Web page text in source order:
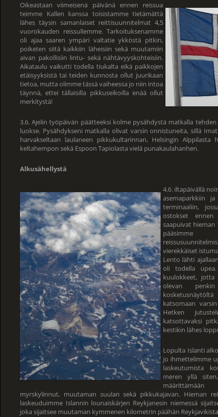
Oikeastaan viimeisenä päivänä ennen reissua
teimme Kallen kanssa toisistamme tietämättä
lähes täysin samanlaiset reittisuunnitelmat 4,5
vuorokauden reissullemme. Tarkoituksenamme
oli ajaa saaren ympäri valtatie ykköstä pitkin,
poiketen siitä kaikkiin läheisiin sekä muutamiin
aivan pakollisiin lintu- sekä nähtävyyskohteisiin.
Aikataulu vaikutti todella tiukalta eikä paikkojen
etäisyyksistä tai teiden kunnosta ollut juurikaan
tietoa, mutta olimme tässä vaiheessa jo niin intoa
täynnä, ettei tällaisilla pikkuseikoilla enää ollut
merkitystä!
3.6. Ajelin työpäivän päätteeksi kolme pysähdystä matkalla
luokse. Pysähdykseni matkalla olivat varsin onnistuneita, sillä
harvakseltaan laulaneen pikkukultarinnan, Helsingin Alppilasta
keltahempon sekä Espoon Tapiolasta vielä punakaulahanhen.
Alkusähellystä
4.6. iltapäivällä
asemaparkkiin
terminaaliin,
ostokset
saapuivat hieman
pääsimme
vierekkäiset
Lento lähti
oli todella
kuulokkeet, jotta
olevan penkin
katsomaan
Hetken
katsottavaksi
kestikin lähes
Lopulta Islanti
jo ihmettelimme
laskeutumista
meren yllä
myrskylinnut, muutaman suulan sekä pikkukajavan. Hieman
laskeuduimme Islannin lounaiskärjen Reykjanesin niemessä
joka sijaitsee muutaman kymmenen kilometrin päähän